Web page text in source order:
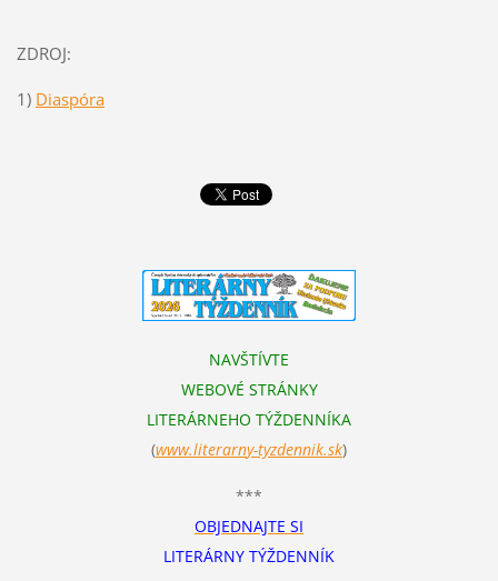
ZDROJ:
1) Diaspóra
NAVŠTÍVTE
WEBOVÉ STRÁNKY
LITERÁRNEHO TÝŽDENNÍKA
(www.literarny-tyzdennik.sk)
***
OBJEDNAJTE SI
LITERÁRNY TÝŽDENNÍK